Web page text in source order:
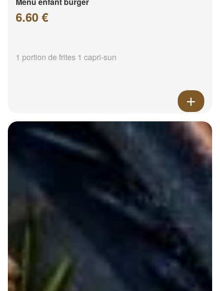
6.60 €
1 portion de frites 1 capri-sun